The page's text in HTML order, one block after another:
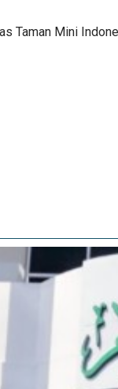
Taman Mini